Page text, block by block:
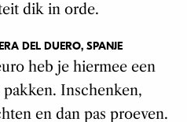
dik in orde.
DEL DUERO, SPANJE
heb je hiermee een
Inschenken,
en dan pas proeven.